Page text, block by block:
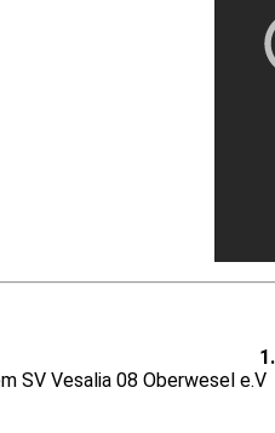
SV Vesalia 08 Oberwesel